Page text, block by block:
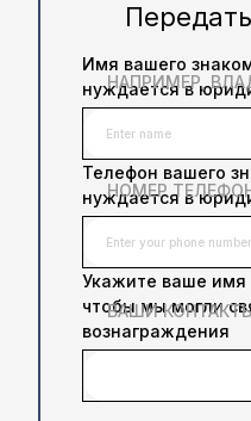
НАПРИМЕР,
Имя вашего
нуждается в
НОМЕР
Телефон вашего
нуждается в
ВАШИ
Укажите ваше имя
чтобы мы могли
вознаграждения